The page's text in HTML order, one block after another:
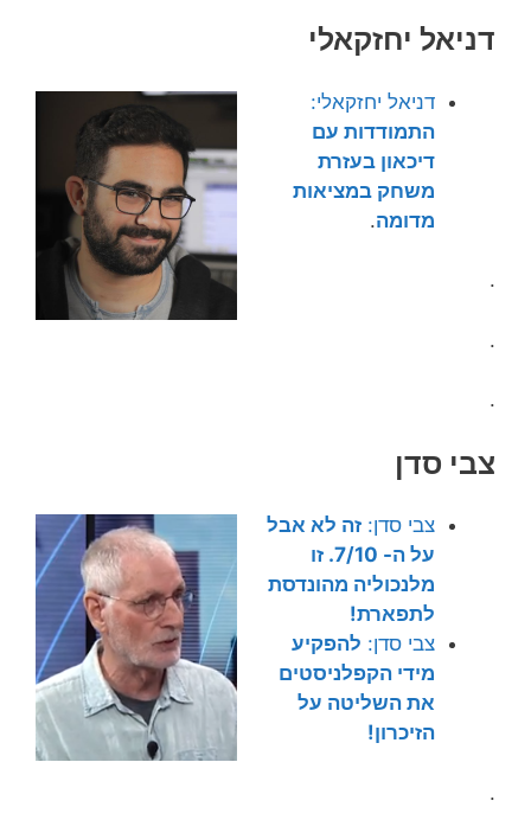
דניאל יחזקאלי
דניאל יחזקאלי:
התמודדות עם
דיכאון בעזרת
משחק במציאות
מדומה.
.
.
.
צבי סדן
צבי סדן: זה לא אבל
על ה- 7/10. זו
מלנכוליה מהונדסת
לתפארת!
צבי סדן: להפקיע
מידי הקפלניסטים
את השליטה על
הזיכרון!
.